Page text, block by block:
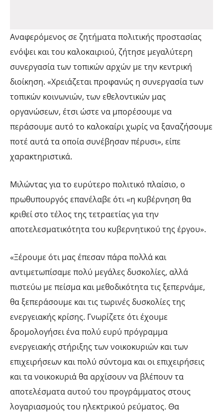
Αναφερόμενος σε ζητήματα πολιτικής προστασίας
ενόψει και του καλοκαιριού, ζήτησε μεγαλύτερη
συνεργασία των τοπικών αρχών με την κεντρική
διοίκηση. «Χρειάζεται προφανώς η συνεργασία των
τοπικών κοινωνιών, των εθελοντικών μας
οργανώσεων, έτσι ώστε να μπορέσουμε να
περάσουμε αυτό το καλοκαίρι χωρίς να ξαναζήσουμε
ποτέ αυτά τα οποία συνέβησαν πέρυσι», είπε
χαρακτηριστικά.
Μιλώντας για το ευρύτερο πολιτικό πλαίσιο, ο
πρωθυπουργός επανέλαβε ότι «η κυβέρνηση θα
κριθεί στο τέλος της τετραετίας για την
αποτελεσματικότητα του κυβερνητικού της έργου».
«Ξέρουμε ότι μας έπεσαν πάρα πολλά και
αντιμετωπίσαμε πολύ μεγάλες δυσκολίες, αλλά
πιστεύω με πείσμα και μεθοδικότητα τις ξεπερνάμε,
θα ξεπεράσουμε και τις τωρινές δυσκολίες της
ενεργειακής κρίσης. Γνωρίζετε ότι έχουμε
δρομολογήσει ένα πολύ ευρύ πρόγραμμα
ενεργειακής στήριξης των νοικοκυριών και των
επιχειρήσεων και πολύ σύντομα και οι επιχειρήσεις
και τα νοικοκυριά θα αρχίσουν να βλέπουν τα
αποτελέσματα αυτού του προγράμματος στους
λογαριασμούς του ηλεκτρικού ρεύματος. Θα